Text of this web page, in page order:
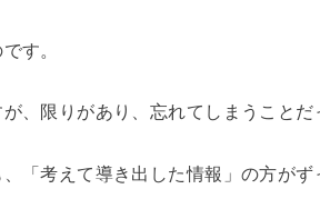
す。
、限りがあり、忘れてしまうことだ
「考えて導き出した情報」の方が